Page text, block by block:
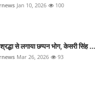
Jan 10, 2026 100
से लगाया छप्पन भोग, केसरी सिंह ...
Mar 26, 2026 93